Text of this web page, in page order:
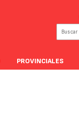
PROVINCIALES